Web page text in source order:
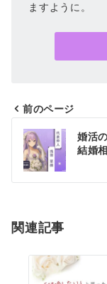
ますように。
投
稿
ナ
ゲ
前のページ
婚活
結婚
関連記事